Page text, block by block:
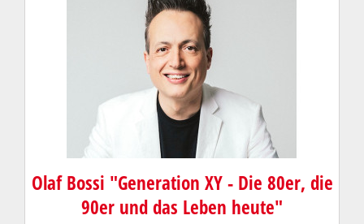
Olaf Bossi "Generation XY - Die 80er, die
90er und das Leben heute"